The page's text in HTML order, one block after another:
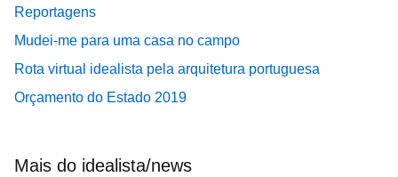
Reportagens
Mudei-me para uma casa no campo
Rota virtual idealista pela arquitetura portuguesa
Orçamento do Estado 2019
Mais do idealista/news